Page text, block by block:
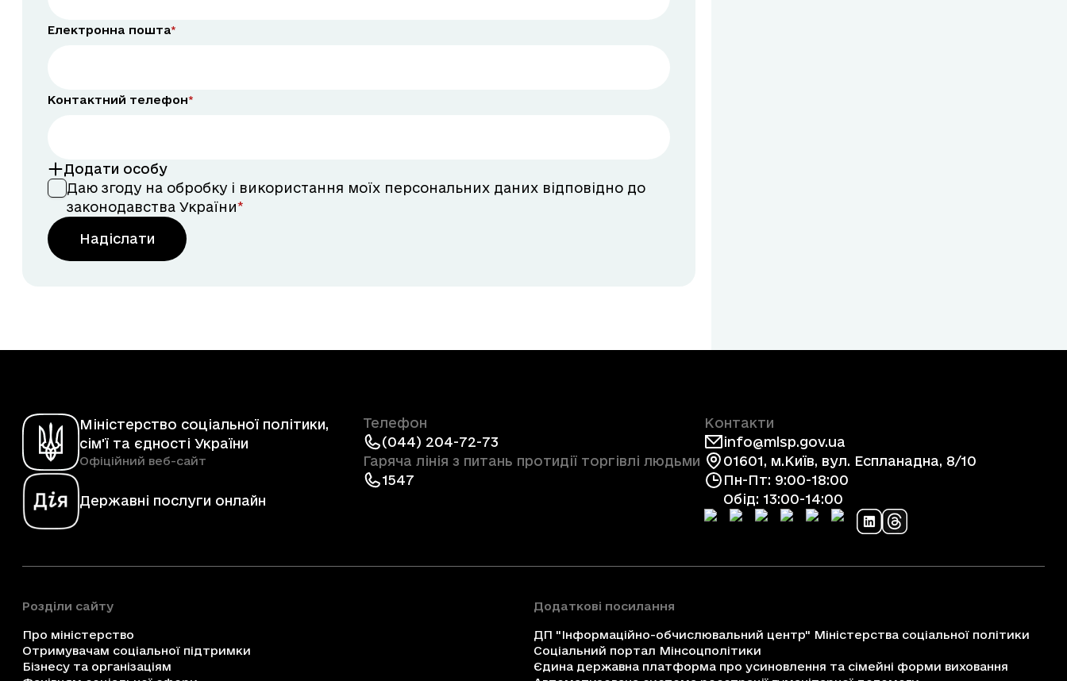
Електронна пошта
Контактний телефон
Додати особу
Даю згоду на обробку і використання моїх персональних даних відповідно до
законодавства України
Надіслати
Міністерство соціальної політики,
сім'ї та єдності України
Офіційний веб-сайт
Державні послуги онлайн
Телефон
(044) 204-72-73
Гаряча лінія з питань протидії торгівлі людьми
1547
Контакти
info@mlsp.gov.ua
01601, м.Київ, вул. Еспланадна, 8/10
Пн-Пт: 9:00-18:00
Обід: 13:00-14:00
Розділи сайту
Про міністерство
Отримувачам соціальної підтримки
Бізнесу та організаціям
Додаткові посилання
ДП "Інформаційно-обчислювальний центр" Міністерства соціальної політики
Соціальний портал Мінсоцполітики
Єдина державна платформа про усиновлення та сімейні форми виховання